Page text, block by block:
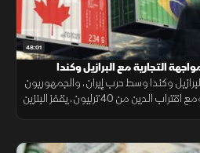
48:01
التجارية مع البرازيل وكندا
وكندا وسط حرب إيران، والجمهوريون
يقرون 95 مليار دولار لتمويلها. ومع اقتراب الدين من 40 ترليون، يقفز البنزين